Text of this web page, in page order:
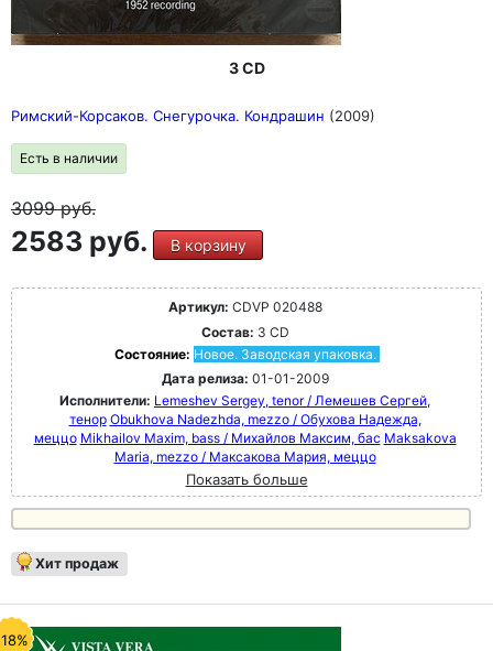
3 CD
Римский-Корсаков. Снегурочка. Кондрашин (2009)
Есть в наличии
3099руб.
2583 руб. В корзину
Артикул: CDVP 020488
Состав: 3 CD
Состояние: Новое. Заводская упаковка.
Дата релиза: 01-01-2009
Исполнители: Lemeshev Sergey, tenor / Лемешев Сергей,
тенор Obukhova Nadezhda, mezzo / Обухова Надежда,
меццо Mikhailov Maxim, bass / Михайлов Максим, бас Maksakova
Maria, mezzo / Максакова Мария, меццо
Показать больше
Хит продаж